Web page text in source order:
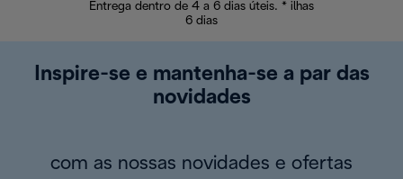
Entrega dentro de 4 a 6 dias úteis. * ilhas
6 dias
Inspire-se e mantenha-se a par das
novidades
com as nossas novidades e ofertas